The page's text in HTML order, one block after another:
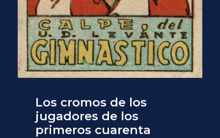
Los cromos de los
jugadores de los
primeros cuarenta